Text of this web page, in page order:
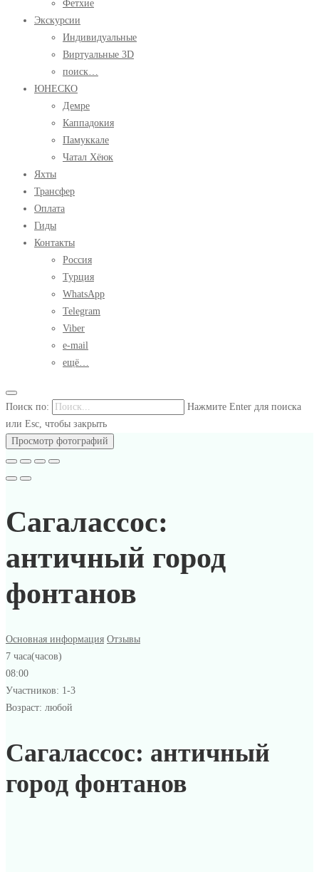
Фетхие
Экскурсии
Индивидуальные
Виртуальные 3D
поиск…
ЮНЕСКО
Демре
Каппадокия
Памуккале
Чатал Хёюк
Яхты
Трансфер
Оплата
Гиды
Контакты
Россия
Турция
WhatsApp
Telegram
Viber
e-mail
ещё…
Поиск по:
Нажмите Enter для поиска
или Esc, чтобы закрыть
Просмотр фотографий
Сагалассос:
античный город
фонтанов
Основная информация Отзывы
7 часа(часов)
08:00
Участников: 1-3
Возраст: любой
Сагалассос: античный
город фонтанов